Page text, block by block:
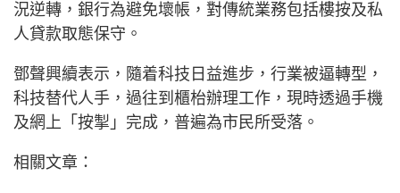
況逆轉，銀行為避免壞帳，對傳統業務包括樓按及私
人貸款取態保守。
鄧聲興續表示，隨着科技日益進步，行業被逼轉型，
科技替代人手，過往到櫃枱辦理工作，現時透過手機
及網上「按掣」完成，普遍為市民所受落。
相關文章：